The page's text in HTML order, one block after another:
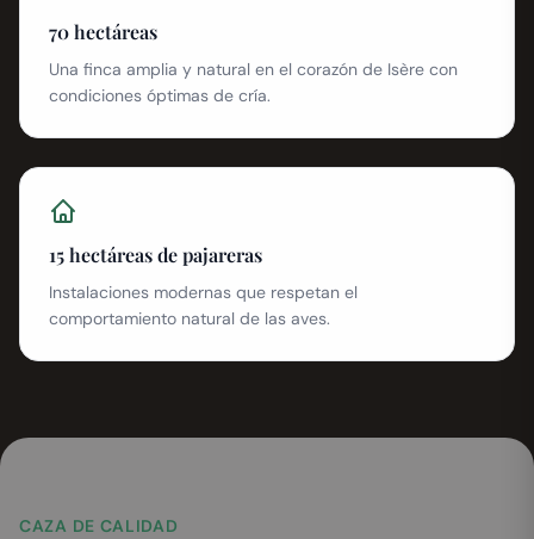
70 hectáreas
Una finca amplia y natural en el corazón de Isère con
condiciones óptimas de cría.
15 hectáreas de pajareras
Instalaciones modernas que respetan el
comportamiento natural de las aves.
CAZA DE CALIDAD